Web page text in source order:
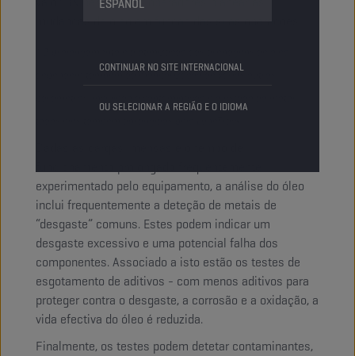
ESPAÑOL
CONTINUAR NO SITE INTERNACIONAL
OU SELECIONAR A REGIÃO E O IDIOMA
dependem também da monitorização de vários outros
parâmetros, incluindo a contaminação e o estado do motor,
experimentado pelo equipamento, a análise do óleo
inclui frequentemente a deteção de metais de
“desgaste” comuns. Estes podem indicar um
desgaste excessivo e uma potencial falha dos
componentes. Associado a isto estão os testes de
esgotamento de aditivos - com menos aditivos para
proteger contra o desgaste, a corrosão e a oxidação, a
vida efectiva do óleo é reduzida.
Finalmente, os testes podem detetar contaminantes,